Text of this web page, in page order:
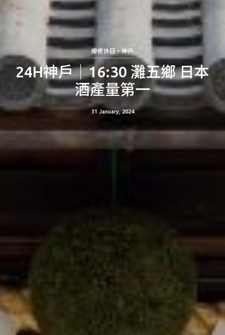
療癒休日・神戶
24H神戶│16:30 灘五鄉 日本
酒產量第一
31 January, 2024